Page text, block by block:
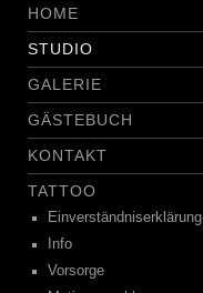
HOME
STUDIO
GALERIE
GÄSTEBUCH
KONTAKT
TATTOO
Einverständniserklärung
Info
Vorsorge